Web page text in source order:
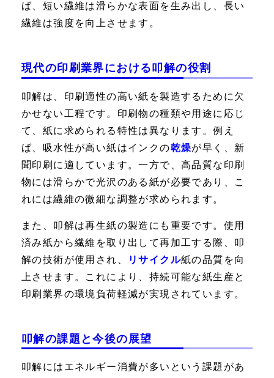
ば、短い繊維は滑らかな表面を生み出し、長い
繊維は強度を向上させます。
現代の印刷業界における叩解の役割
叩解は、印刷適性の高い紙を製造するために欠
かせない工程です。印刷物の種類や用途に応じ
て、紙に求められる特性は異なります。例え
ば、吸水性が高い紙はインクの乾燥が早く、新
聞印刷に適しています。一方で、高品質な印刷
物には滑らかで光沢のある紙が必要であり、こ
れには繊維の微細な調整が求められます。
また、叩解は再生紙の製造にも重要です。使用
済み紙から繊維を取り出して再加工する際、叩
解の技術が使用され、
リサイクル紙の品質を向
上させます。これにより、持続可能な紙生産と
印刷業界の環境負荷軽減が実現されています。
叩解の課題と今後の展望
叩解にはエネルギー消費が多いという課題があ